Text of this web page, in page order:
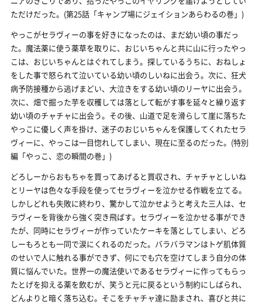
ただけだった。(第25話「キャンプ場にジェイションあらわるの巻」)
やっこがセラヴィーの事を好きになったのは、まだ幼い頃の事だっ
た。魔法薬に使う薬草を取りに、おじいちゃんと共に山に行ったやっ
こは、おじいちゃんとはぐれてしまう。探しているうちに、おねしょ
をした事で怒られて泣いている幼い頃のしいねに出会う。次に、狂犬
病予防接種から逃げまどい、大泣きをする幼い頃のリーヤに出会う。
次に、畑で掘った芋を収穫しては落として転がす事を延々と繰り返す
幼い頃のチャチャに出会う。その後、山道で足を滑らして崖に落ちた
やっこに優しく声を掛け、迷子のおじいちゃんを保護してくれたセラ
ヴィーに、やっこは一目惚れしてしまい、現在に至るのだった。(特別
編「やっこ、恋の瞬間の巻」)
どろしーからおもちゃを買ってあげると買収され、チャチャとしいね
とリーヤは色々な手段を使ってセラヴィーを泣かせる作戦を立てる。
しかしどれも失敗に終わり、驚かして泣かせようと考えた三人は、セ
ラヴィーを背後から強く突き飛ばす。セラヴィーを泣かせる事ができ
たが、同時にセラヴィーが作っていたケーキを落としてしまい、どろ
しーもろとも一同で涙にくれるのだった。バラバラマンはトゲ肌体質
のせいで人に触れる事ができず、何にでも穴を空けてしまう自分の体
質に悩んでいた。世界一の魔法使いであるセラヴィーに作ってもらっ
たとげを抑える薬を飲むが、笑うと元に戻るという制約にしばられ、
どんよりと暗く落ち込む。そこをチャチャ達に励まされ、喜びと共に